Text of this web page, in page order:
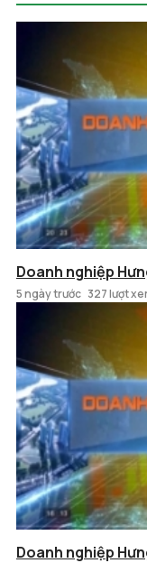
Doanh nghiệp
5 ngày trước 327 lượt
Doanh nghiệp